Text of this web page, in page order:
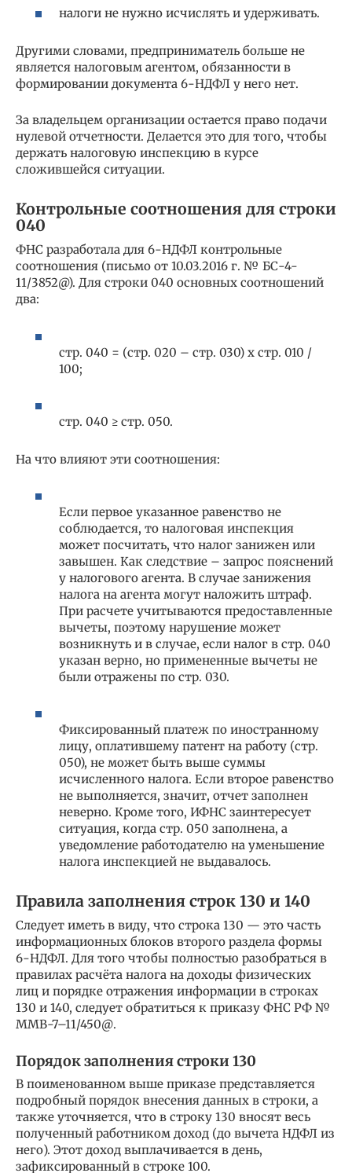
налоги не нужно исчислять и удерживать.
Другими словами, предприниматель больше не
является налоговым агентом, обязанности в
формировании документа 6-НДФЛ у него нет.
За владельцем организации остается право подачи
нулевой отчетности. Делается это для того, чтобы
держать налоговую инспекцию в курсе
сложившейся ситуации.
Контрольные соотношения для строки
040
ФНС разработала для 6-НДФЛ контрольные
соотношения (письмо от 10.03.2016 г. № БС-4-
11/3852@). Для строки 040 основных соотношений
два:
стр. 040 = (стр. 020 – стр. 030) х стр. 010 /
100;
стр. 040 ≥ стр. 050.
На что влияют эти соотношения:
Если первое указанное равенство не
соблюдается, то налоговая инспекция
может посчитать, что налог занижен или
завышен. Как следствие – запрос пояснений
у налогового агента. В случае занижения
налога на агента могут наложить штраф.
При расчете учитываются предоставленные
вычеты, поэтому нарушение может
возникнуть и в случае, если налог в стр. 040
указан верно, но примененные вычеты не
были отражены по стр. 030.
Фиксированный платеж по иностранному
лицу, оплатившему патент на работу (стр.
050), не может быть выше суммы
исчисленного налога. Если второе равенство
не выполняется, значит, отчет заполнен
неверно. Кроме того, ИФНС заинтересует
ситуация, когда стр. 050 заполнена, а
уведомление работодателю на уменьшение
налога инспекцией не выдавалось.
Правила заполнения строк 130 и 140
Следует иметь в виду, что строка 130 — это часть
информационных блоков второго раздела формы
6-НДФЛ. Для того чтобы полностью разобраться в
правилах расчёта налога на доходы физических
лиц и порядке отражения информации в строках
130 и 140, следует обратиться к приказу ФНС РФ №
ММВ-7–11/450@.
Порядок заполнения строки 130
В поименованном выше приказе представляется
подробный порядок внесения данных в строки, а
также уточняется, что в строку 130 вносят весь
полученный работником доход (до вычета НДФЛ из
него). Этот доход выплачивается в день,
зафиксированный в строке 100.